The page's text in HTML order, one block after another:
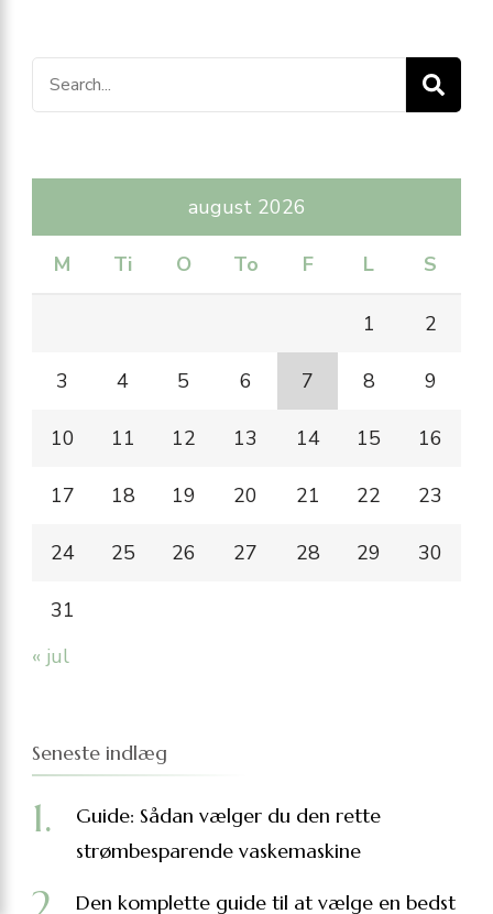
Search
for:
august 2026
M Ti O To F L S
1 2
3 4 5 6 7 8 9
10 11 12 13 14 15 16
17 18 19 20 21 22 23
24 25 26 27 28 29 30
31
« jul
Seneste indlæg
Guide: Sådan vælger du den rette
strømbesparende vaskemaskine
Den komplette guide til at vælge en bedst